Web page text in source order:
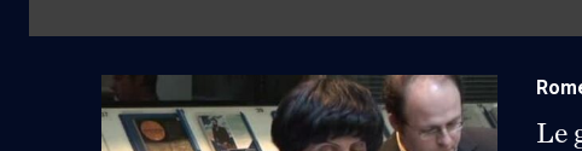
Le